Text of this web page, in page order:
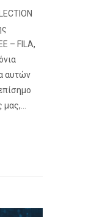
– FILA,
αυτών